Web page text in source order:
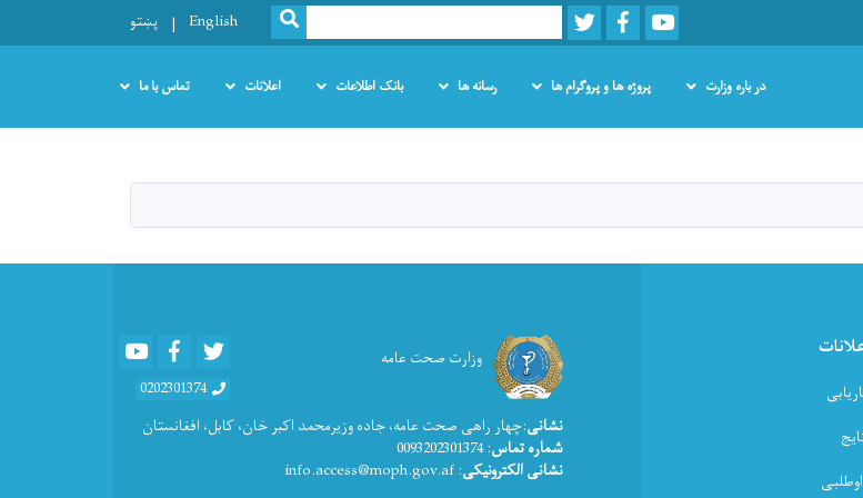
content
Youtube
Facebook
Twitter
Search
SEARCH
English پښتو
در باره وزارت پروژه ها و پروگرام ها رسانه ها بانک اطلاعات اعلانات تماس با ما
وزارت صحت عامه Youtube Facebook
0202301374
نشانی:چهار راهی صحت عامه، جاده وزیرمحمد اکبر خان، کابل، افغانستان
شماره تماس: 0093202301374
نشانی الکترونیکی: info.access@moph.gov.af